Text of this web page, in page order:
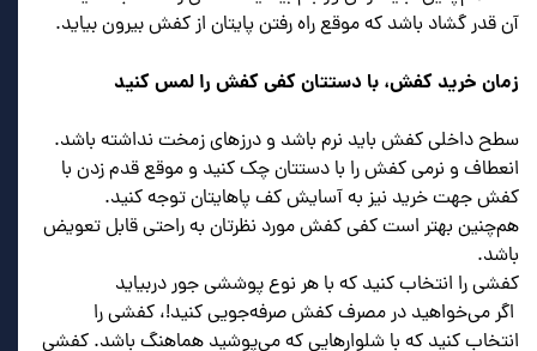
آن قدر گشاد باشد که موقع راه رفتن پایتان از کفش بیرون بیاید.
زمان خرید کفش، با دستتان کفی کفش را لمس کنید
سطح داخلی کفش باید نرم باشد و درزهای زمخت نداشته باشد.
انعطاف و نرمی کفش را با دستتان چک کنید و موقع قدم زدن با
کفش جهت خرید نیز به آسایش کف پاهایتان توجه کنید.
هم‌چنین بهتر است کفی کفش مورد نظرتان به راحتی قابل تعویض
باشد.
کفشی را انتخاب کنید که با هر نوع پوششی جور دربیاید
اگر می‌خواهید در مصرف کفش صرفه‌جویی کنید!، کفشی را
انتخاب کنید که با شلوارهایی که می‌پوشید هماهنگ باشد. کفشی